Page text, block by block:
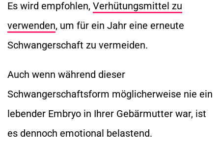
Es wird empfohlen, Verhütungsmittel zu
verwenden, um für ein Jahr eine erneute
Schwangerschaft zu vermeiden.
Auch wenn während dieser
Schwangerschaftsform möglicherweise nie ein
lebender Embryo in Ihrer Gebärmutter war, ist
es dennoch emotional belastend.